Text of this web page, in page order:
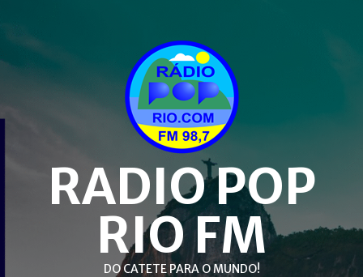
content
RADIO POP
RIO FM
DO CATETE PARA O MUNDO!